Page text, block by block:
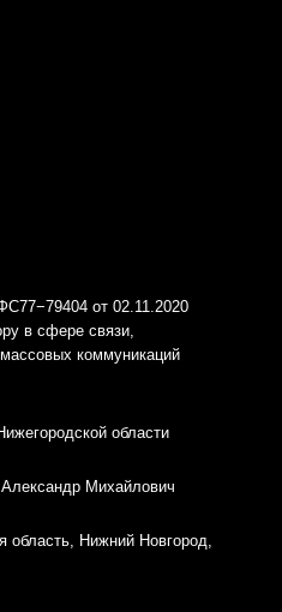
от 02.11.2020
в сфере связи,
коммуникаций
области
Михайлович
область, Нижний Новгород,